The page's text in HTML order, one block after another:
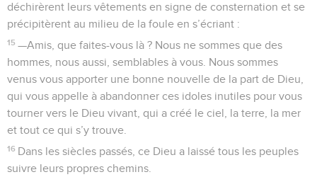
déchirèrent leurs vêtements en signe de consternation et se
précipitèrent au milieu de la foule en s’écriant :
15 —Amis, que faites-vous là ? Nous ne sommes que des
hommes, nous aussi, semblables à vous. Nous sommes
venus vous apporter une bonne nouvelle de la part de Dieu,
qui vous appelle à abandonner ces idoles inutiles pour vous
tourner vers le Dieu vivant, qui a créé le ciel, la terre, la mer
et tout ce qui s’y trouve.
16 Dans les siècles passés, ce Dieu a laissé tous les peuples
suivre leurs propres chemins.